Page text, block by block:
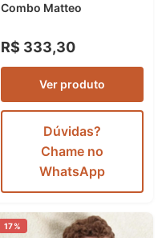
Combo Matteo
R$ 333,30
Ver produto
Dúvidas?
Chame no
WhatsApp
17%